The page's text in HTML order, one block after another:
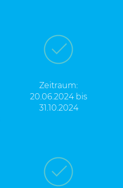
Zeitraum:
20.06.2024 bis
31.10.2024